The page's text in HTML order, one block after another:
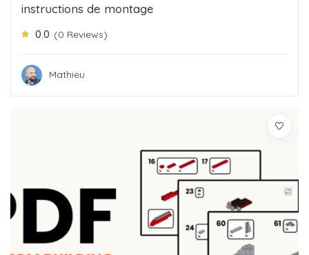
instructions de montage
0.0 (0 Reviews)
Mathieu